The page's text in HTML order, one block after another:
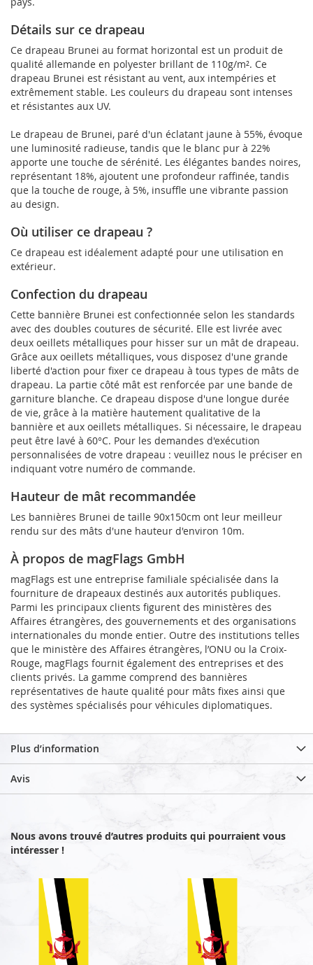
Détails sur ce drapeau
Ce drapeau Brunei au format horizontal est un produit de
qualité allemande en polyester brillant de 110g/m². Ce
drapeau Brunei est résistant au vent, aux intempéries et
extrêmement stable. Les couleurs du drapeau sont intenses
et résistantes aux UV.
Le drapeau de Brunei, paré d'un éclatant jaune à 55%, évoque
une luminosité radieuse, tandis que le blanc pur à 22%
apporte une touche de sérénité. Les élégantes bandes noires,
représentant 18%, ajoutent une profondeur raffinée, tandis
que la touche de rouge, à 5%, insuffle une vibrante passion
au design.
Où utiliser ce drapeau ?
Ce drapeau est idéalement adapté pour une utilisation en
extérieur.
Confection du drapeau
Cette bannière Brunei est confectionnée selon les standards
avec des doubles coutures de sécurité. Elle est livrée avec
deux oeillets métalliques pour hisser sur un mât de drapeau.
Grâce aux oeillets métalliques, vous disposez d'une grande
liberté d'action pour fixer ce drapeau à tous types de mâts de
drapeau. La partie côté mât est renforcée par une bande de
garniture blanche. Ce drapeau dispose d'une longue durée
de vie, grâce à la matière hautement qualitative de la
bannière et aux oeillets métalliques. Si nécessaire, le drapeau
peut être lavé à 60°C. Pour les demandes d'exécution
personnalisées de votre drapeau : veuillez nous le préciser en
indiquant votre numéro de commande.
Hauteur de mât recommandée
Les bannières Brunei de taille 90x150cm ont leur meilleur
rendu sur des mâts d'une hauteur d'environ 10m.
À propos de magFlags GmbH
magFlags est une entreprise familiale spécialisée dans la
fourniture de drapeaux destinés aux autorités publiques.
Parmi les principaux clients figurent des ministères des
Affaires étrangères, des gouvernements et des organisations
internationales du monde entier. Outre des institutions telles
que le ministère des Affaires étrangères, l’ONU ou la Croix-
Rouge, magFlags fournit également des entreprises et des
clients privés. La gamme comprend des bannières
représentatives de haute qualité pour mâts fixes ainsi que
des systèmes spécialisés pour véhicules diplomatiques.
Plus d’information
Avis
Nous avons trouvé d’autres produits qui pourraient vous
intéresser !